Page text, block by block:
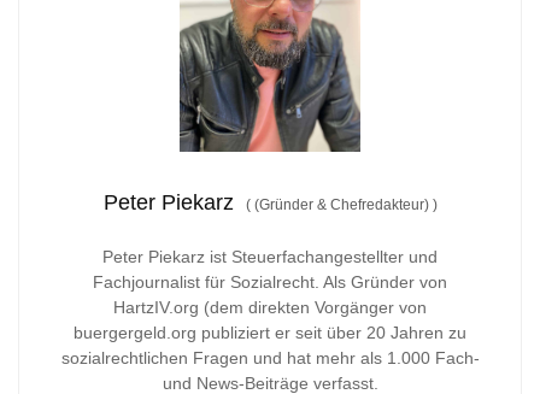
Peter Piekarz ((Gründer & Chefredakteur) )
Peter Piekarz ist Steuerfachangestellter und
Fachjournalist für Sozialrecht. Als Gründer von
HartzIV.org (dem direkten Vorgänger von
buergergeld.org publiziert er seit über 20 Jahren zu
sozialrechtlichen Fragen und hat mehr als 1.000 Fach-
und News-Beiträge verfasst.